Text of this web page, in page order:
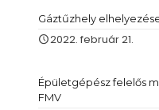
Gáztűzhely
2022. február 21.
Épületgépész felelős
FMV